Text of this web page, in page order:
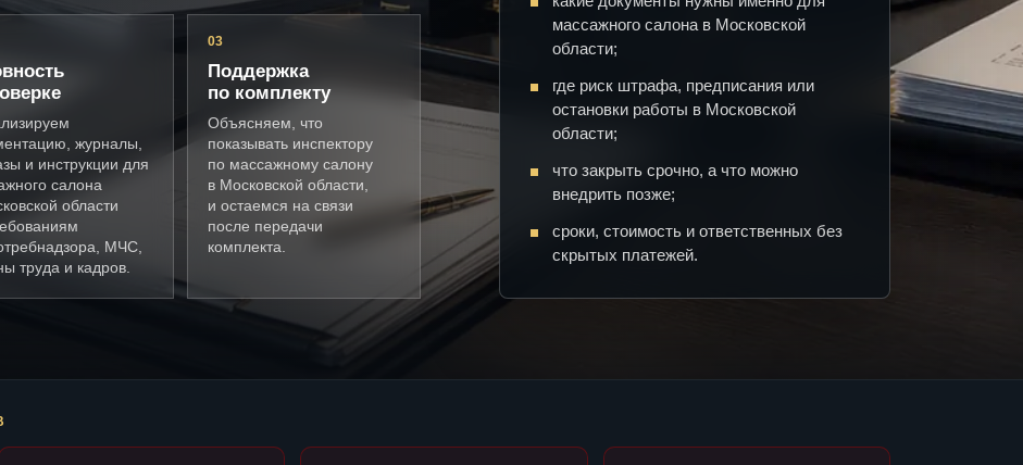
журналы,
и инструкции для
салона
области
МЧС,
труда и кадров.
03
Поддержка
по комплекту
Объясняем, что
показывать инспектору
по массажному салону
в Московской области,
и остаемся на связи
после передачи
комплекта.
массажного салона в Московской
области;
где риск штрафа, предписания или
остановки работы в Московской
области;
что закрыть срочно, а что можно
внедрить позже;
сроки, стоимость и ответственных без
скрытых платежей.